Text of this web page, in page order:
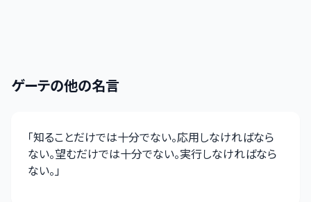
ゲーテの他の名言
「知ることだけでは十分でない。応用しなければなら
ない。望むだけでは十分でない。実行しなければなら
ない。」